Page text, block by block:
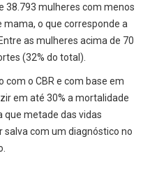
38.793 mulheres com menos
o que corresponde a
as mulheres acima de 70
(32% do total).
o CBR e com base em
em até 30% a mortalidade
que metade das vidas
salva com um diagnóstico no